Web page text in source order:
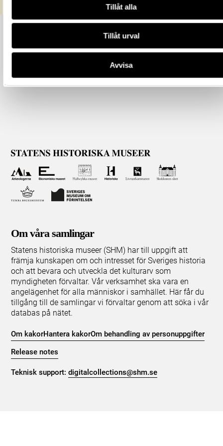
Tillåt alla
Tillåt urval
Avvisa
Om våra samlingar
Statens historiska museer (SHM) har till uppgift att
främja kunskapen om och intresset för Sveriges historia
och att bevara och utveckla det kulturarv som
myndigheten förvaltar. Vår verksamhet ska vara en
angelägenhet för alla människor i samhället. Här får du
tillgång till de samlingar vi förvaltar genom att söka i vår
databas på nätet.
Om kakorHantera kakorOm behandling av personuppgifter
Release notes
Teknisk support:digitalcollections@shm.se